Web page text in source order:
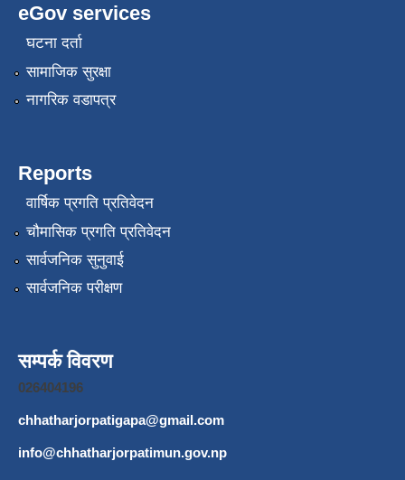
eGov services
घटना दर्ता
सामाजिक सुरक्षा
नागरिक वडापत्र
Reports
वार्षिक प्रगति प्रतिवेदन
चौमासिक प्रगति प्रतिवेदन
सार्वजनिक सुनुवाई
सार्वजनिक परीक्षण
सम्पर्क विवरण
026404196
chhatharjorpatigapa@gmail.com
info@chhatharjorpatimun.gov.np